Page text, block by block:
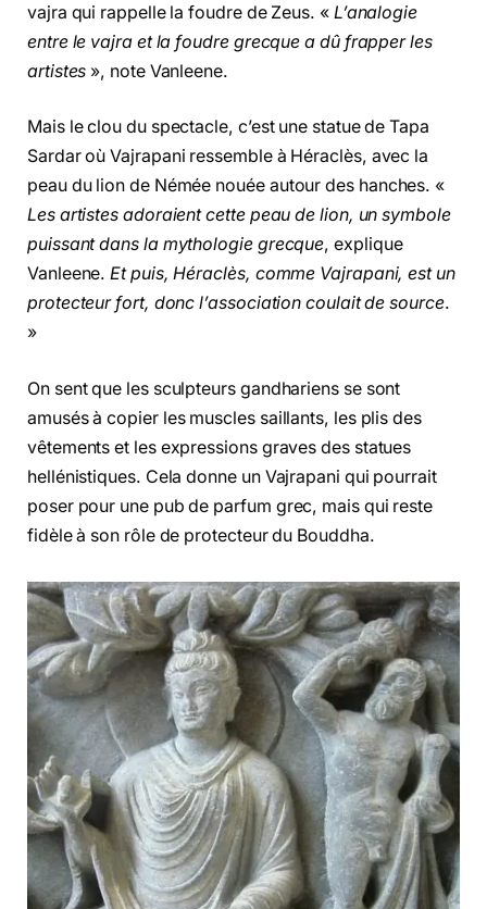
vajra qui rappelle la foudre de Zeus. « L’analogie
entre le vajra et la foudre grecque a dû frapper les
artistes », note Vanleene.
Mais le clou du spectacle, c’est une statue de Tapa
Sardar où Vajrapani ressemble à Héraclès, avec la
peau du lion de Némée nouée autour des hanches. «
Les artistes adoraient cette peau de lion, un symbole
puissant dans la mythologie grecque, explique
Vanleene.Et puis, Héraclès, comme Vajrapani, est un
protecteur fort, donc l’association coulait de source.
»
On sent que les sculpteurs gandhariens se sont
amusés à copier les muscles saillants, les plis des
vêtements et les expressions graves des statues
hellénistiques. Cela donne un Vajrapani qui pourrait
poser pour une pub de parfum grec, mais qui reste
fidèle à son rôle de protecteur du Bouddha.